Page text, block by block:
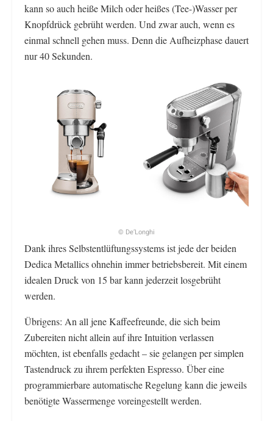
kann so auch heiße Milch oder heißes (Tee-)Wasser per
Knopfdrück gebrüht werden. Und zwar auch, wenn es
einmal schnell gehen muss. Denn die Aufheizphase dauert
nur 40 Sekunden.
© De’Longhi
Dank ihres Selbstentlüftungssystems ist jede der beiden
Dedica Metallics ohnehin immer betriebsbereit. Mit einem
idealen Druck von 15 bar kann jederzeit losgebrüht
werden.
Übrigens: An all jene Kaffeefreunde, die sich beim
Zubereiten nicht allein auf ihre Intuition verlassen
möchten, ist ebenfalls gedacht – sie gelangen per simplen
Tastendruck zu ihrem perfekten Espresso. Über eine
programmierbare automatische Regelung kann die jeweils
benötigte Wassermenge voreingestellt werden.